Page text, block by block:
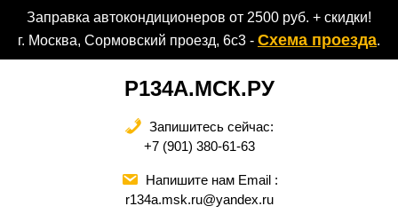
Перейти
содержимому
Заправка автокондиционеров от 2500 руб. + скидки!
г. Москва, Сормовский проезд, 6с3 - Схема проезда.
Р134А.МСК.РУ
Запишитесь сейчас:
+7 (901) 380-61-63
Напишите нам Email :
r134a.msk.ru@yandex.ru